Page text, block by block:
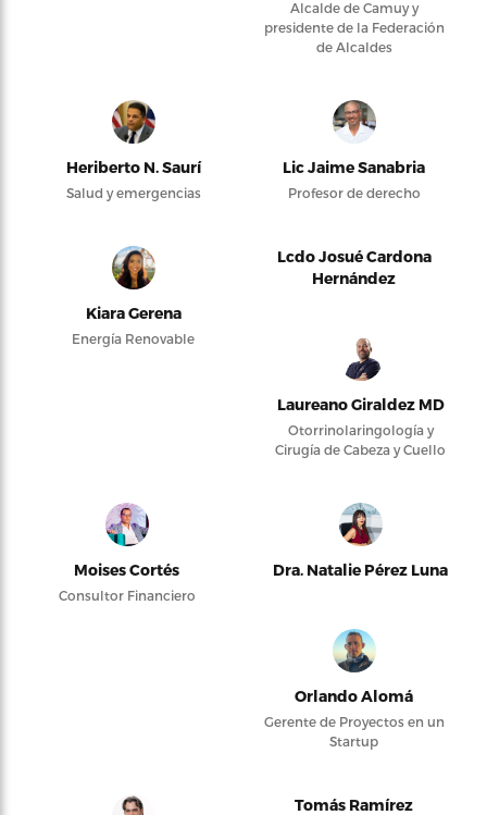
Alcalde de Camuy y
presidente de la Federación
de Alcaldes
Heriberto N. Saurí
Salud y emergencias
Lic Jaime Sanabria
Profesor de derecho
Kiara Gerena
Energía Renovable
Lcdo Josué Cardona
Hernández
Laureano Giraldez MD
Otorrinolaringología y
Cirugía de Cabeza y Cuello
Moises Cortés
Consultor Financiero
Dra. Natalie Pérez Luna
Orlando Alomá
Gerente de Proyectos en un
Startup
Tomás Ramírez